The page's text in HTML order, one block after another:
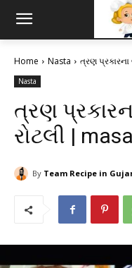
Home Nasta ત્રણ પ્રકારના
Nasta
ત્રણ
રોટલી |
By Team Recipe in